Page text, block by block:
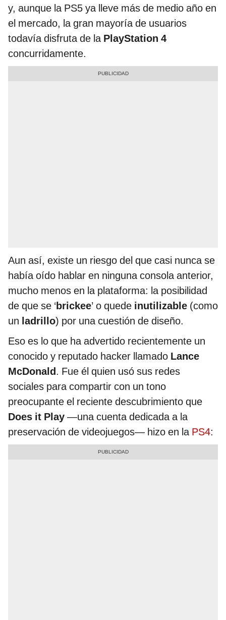
y, aunque la PS5 ya lleve más de medio año en
el mercado, la gran mayoría de usuarios
todavía disfruta de la PlayStation 4
concurridamente.
Aun así, existe un riesgo del que casi nunca se
había oído hablar en ninguna consola anterior,
mucho menos en la plataforma: la posibilidad
de que se ‘brickee’ o quede inutilizable (como
un ladrillo) por una cuestión de diseño.
Eso es lo que ha advertido recientemente un
conocido y reputado hacker llamado Lance
McDonald. Fue él quien usó sus redes
sociales para compartir con un tono
preocupante el reciente descubrimiento que
Does it Play —una cuenta dedicada a la
preservación de videojuegos— hizo en la PS4: